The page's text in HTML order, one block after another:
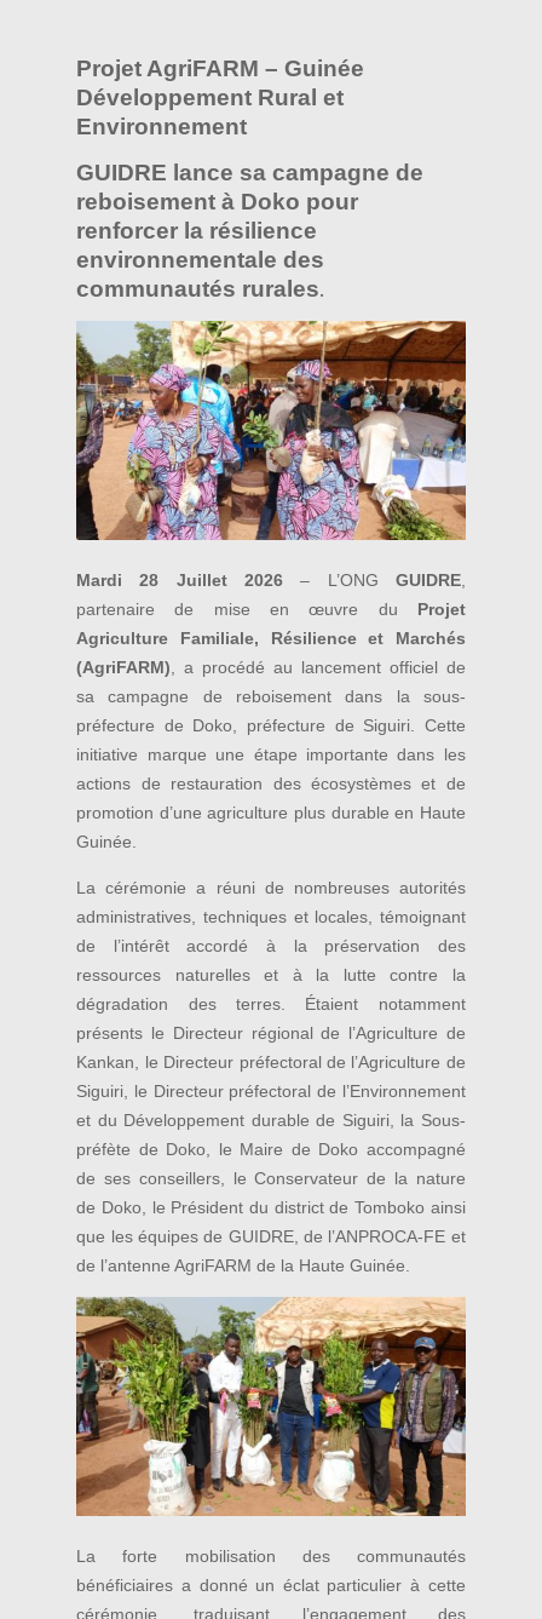
Projet AgriFARM – Guinée
Développement Rural et
Environnement
GUIDRE lance sa campagne de
reboisement à Doko pour
renforcer la résilience
environnementale des
communautés rurales.
Mardi 28 Juillet 2026 – L’ONG GUIDRE,
partenaire de mise en œuvre du Projet
Agriculture Familiale, Résilience et Marchés
(AgriFARM) , a procédé au lancement officiel de
sa campagne de reboisement dans la sous-
préfecture de Doko, préfecture de Siguiri. Cette
initiative marque une étape importante dans les
actions de restauration des écosystèmes et de
promotion d’une agriculture plus durable en Haute
Guinée.
La cérémonie a réuni de nombreuses autorités
administratives, techniques et locales, témoignant
de l’intérêt accordé à la préservation des
ressources naturelles et à la lutte contre la
dégradation des terres. Étaient notamment
présents le Directeur régional de l’Agriculture de
Kankan, le Directeur préfectoral de l’Agriculture de
Siguiri, le Directeur préfectoral de l’Environnement
et du Développement durable de Siguiri, la Sous-
préfète de Doko, le Maire de Doko accompagné
de ses conseillers, le Conservateur de la nature
de Doko, le Président du district de Tomboko ainsi
que les équipes de GUIDRE, de l’ANPROCA-FE et
de l’antenne AgriFARM de la Haute Guinée.
La forte mobilisation des communautés
bénéficiaires a donné un éclat particulier à cette
cérémonie, traduisant l’engagement des